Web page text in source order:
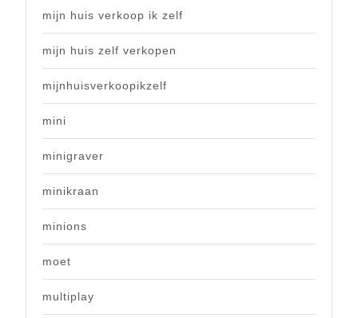
mijn huis verkoop ik zelf
mijn huis zelf verkopen
mijnhuisverkoopikzelf
mini
minigraver
minikraan
minions
moet
multiplay